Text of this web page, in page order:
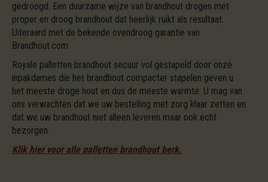
gedroogd. Een duurzame wijze van brandhout drogen met
proper en droog brandhout dat heerlijk ruikt als resultaat.
Uiteraard met de bekende ovendroog garantie van
Brandhout.com
Royale palletten brandhout secuur vol gestapeld door onze
inpakdames die het brandhout compacter stapelen geven u
het meeste droge hout en dus de meeste warmte. U mag van
ons verwachten dat we uw bestelling met zorg klaar zetten en
dat we uw brandhout niet alleen leveren maar ook echt
bezorgen.
Klik hier voor alle palletten brandhout berk.